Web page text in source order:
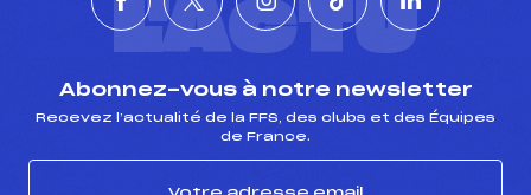
L'ACTU
Abonnez-vous à notre newsletter
Recevez l’actualité de la FFS, des clubs et des Équipes
de France.